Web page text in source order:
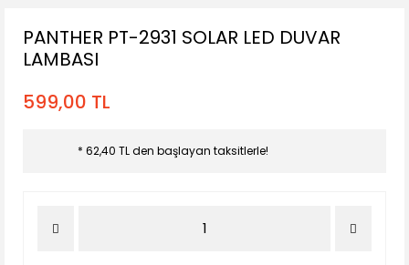
PANTHER PT-2931 SOLAR LED DUVAR
LAMBASI
599,00 TL
* 62,40 TL den başlayan taksitlerle!